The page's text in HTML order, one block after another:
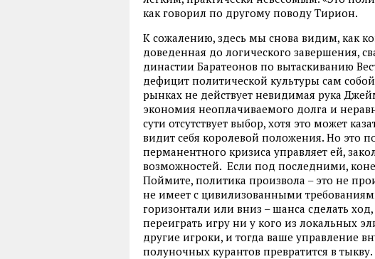
как говорил по другому поводу Тирион.
К сожалению, здесь мы снова видим, как
доведенная до логического завершения,
династии Баратеонов по вытаскиванию
дефицит политической культуры сам
рынках не действует невидимая рука
экономия неоплачиваемого долга и
сути отсутствует выбор, хотя это может
видит себя королевой положения. Но это
перманентного кризиса управляет ей,
возможностей. Если под последними,
Поймите, политика произвола – это не
не имеет с цивилизованными
горизонтали или вниз – шанса сделать
переиграть игру ни у кого из локальных
другие игроки, и тогда ваше управление
полуночных курантов превратится в тыкву.